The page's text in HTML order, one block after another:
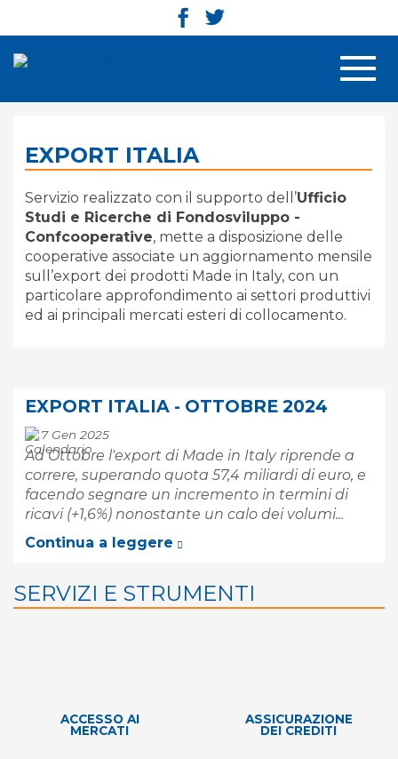
EXPORT ITALIA
Servizio realizzato con il supporto dell’Ufficio
Studi e Ricerche di Fondosviluppo -
Confcooperative, mette a disposizione delle
cooperative associate un aggiornamento mensile
sull’export dei prodotti Made in Italy, con un
particolare approfondimento ai settori produttivi
ed ai principali mercati esteri di collocamento.
EXPORT ITALIA - OTTOBRE 2024
7 Gen 2025
Ad Ottobre l'export di Made in Italy riprende a
correre, superando quota 57,4 miliardi di euro, e
facendo segnare un incremento in termini di
ricavi (+1,6%) nonostante un calo dei volumi...
Continua a leggere
SERVIZI E STRUMENTI
ACCESSO AI
MERCATI
ASSICURAZIONE
DEI CREDITI